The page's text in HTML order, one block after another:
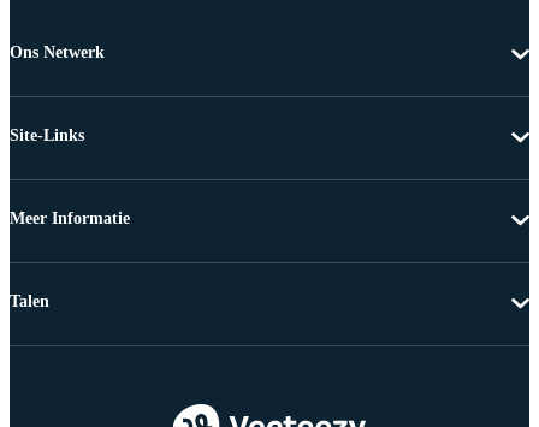
Ons Netwerk
Site-Links
Meer Informatie
Talen